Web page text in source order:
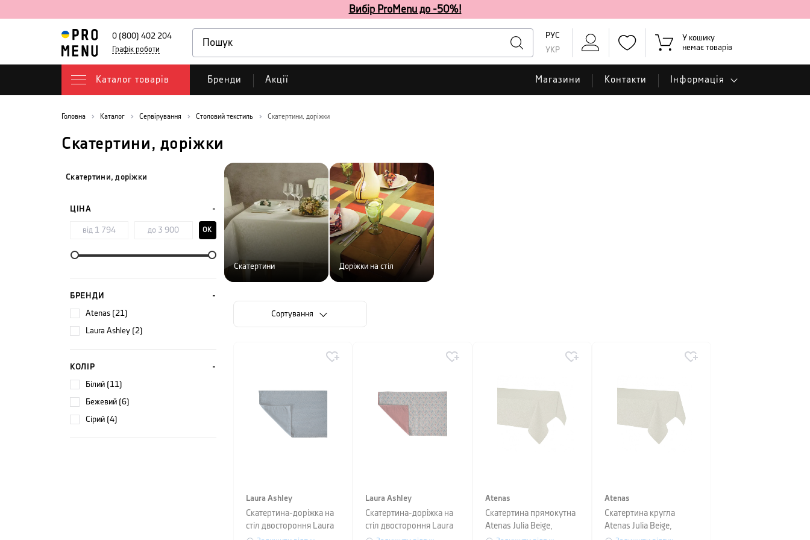
Вибір ProMenu до -50%!
0 (800) 402 204
Графік роботи
РУС
УКР
У кошику
немає товарів
Каталог товарів Бренди Акції Магазини Контакти Інформація
Головна Каталог Сервірування Столовий текстиль Скатертини, доріжки
Скатертини, доріжки
Скатертини, доріжки
ЦІНА
OK
БРЕНДИ
Atenas (21)
Laura Ashley (2)
КОЛІР
білий (11)
бежевий (6)
сірий (4)
Скатертини Доріжки на стіл
Сортування
Laura Ashley
Скатертина-доріжка на
стіл двостороння Laura
Laura Ashley
Скатертина-доріжка на
стіл двостороння Laura
Atenas
Скатертина прямокутна
Atenas Julia Beige,
Atenas
Скатертина кругла
Atenas Julia Beige,